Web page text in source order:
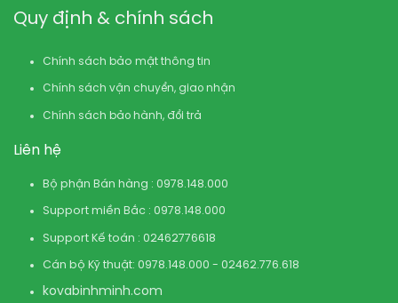
Quy định & chính sách
Chính sách bảo mật thông tin
Chính sách vận chuyển, giao nhận
Chính sách bảo hành, đổi trả
Liên hệ
Bộ phận Bán hàng : 0978.148.000
Support miền Bắc : 0978.148.000
Support Kế toán : 02462776618
Cán bộ Kỹ thuật: 0978.148.000 - 02462.776.618
kovabinhminh.com